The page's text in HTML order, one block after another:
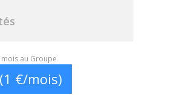
au Groupe
€/mois)